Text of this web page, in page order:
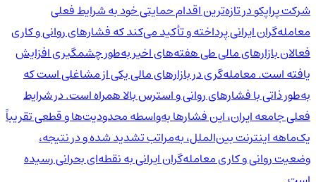
شرکت پراپکو در تازه‌ترین اقدام حمایتی خود به شرایط فعلی
معامله‌گران ایرانی پرداخته و تأکید می‌کند که فشارهای روانی و کاری
فعالان بازارهای مالی طی هفته‌های اخیر به‌طور چشمگیری افزایش
یافته است. معامله‌گری در بازارهای مالی یکی از مشاغلی است که
به‌طور ذاتی با فشارهای روانی و استرس بالا همراه است. در شرایط
فعلی جامعه ایران، این فشارها به‌واسطه محدودیت‌ها و قطعی تقریباً
یک‌ماهه اینترنت بین‌الملل، به‌مراتب تشدید شده و در نتیجه،
وضعیت روانی و کاری معامله‌گران ایرانی به نقطه‌ای بحرانی رسیده